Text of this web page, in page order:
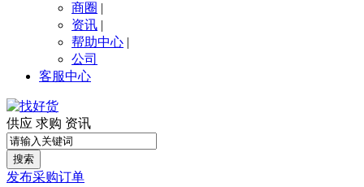
商圈 |
资讯 |
帮助中心 |
公司
客服中心
供应 求购 资讯
搜索
发布采购订单